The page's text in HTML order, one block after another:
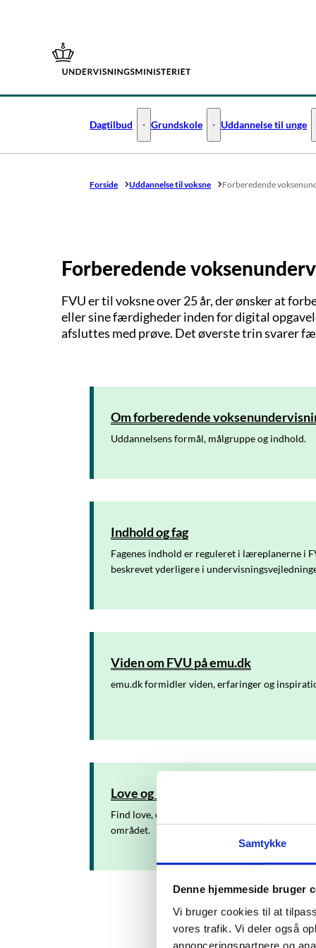
Samtykke
Denne hjemmeside bruger
Vi bruger cookies til at
vores trafik. Vi deler også
annonceringspartnere og
Gå til forsiden
Dagtilbud Dagtilbud - Flere links
Grundskole Grundskole - Flere links
Uddannelse til unge
Forside Uddannelse til voksne Forberedende
Forberedende
FVU er til voksne over 25 år, der ønsker at
eller sine færdigheder inden for digital
afsluttes med prøve. Det øverste trin svarer
Om forberedende
Uddannelsens formål, målgruppe og indhold.
Indhold og fag
Fagenes indhold er reguleret i læreplanerne i
beskrevet yderligere i
Viden om FVU på emu.dk
emu.dk formidler viden, erfaringer og
Love og regler
Find love, centrale bekendtgørelser og breve
området.